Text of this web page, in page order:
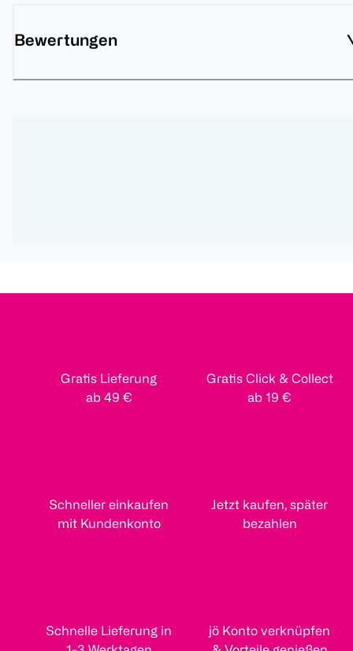
Bewertungen
Gratis Lieferung
ab 49 €
Gratis Click & Collect
ab 19 €
Schneller einkaufen
mit Kundenkonto
Jetzt kaufen, später
bezahlen
Schnelle Lieferung in
jö Konto verknüpfen